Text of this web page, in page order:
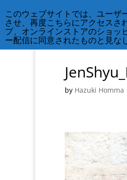
by Hazuki Homma
このウェブサイトでは、ユーザ
させ、再度こちらにアクセスさ
プ、オンラインストアのショッ
ー配信に同意されたものと見な